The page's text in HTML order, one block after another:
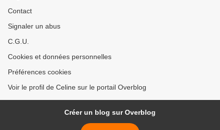
Contact
Signaler un abus
C.G.U.
Cookies et données personnelles
Préférences cookies
Voir le profil de Celine sur le portail Overblog
Créer un blog sur Overblog